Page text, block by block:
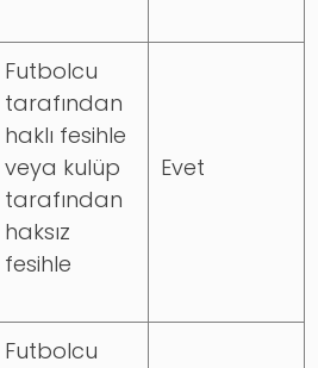
Futbolcu
tarafından
haklı fesihle
veya kulüp
tarafından
haksız
fesihle
Evet
Futbolcu